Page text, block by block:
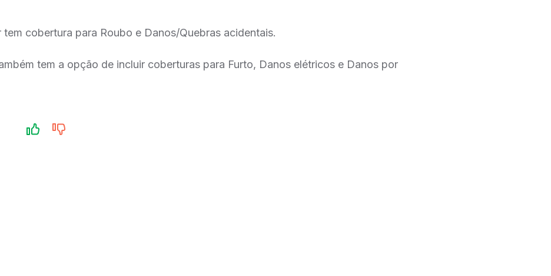
tem cobertura para Roubo e Danos/Quebras acidentais.
tem a opção de incluir coberturas para Furto, Danos elétricos e Danos por